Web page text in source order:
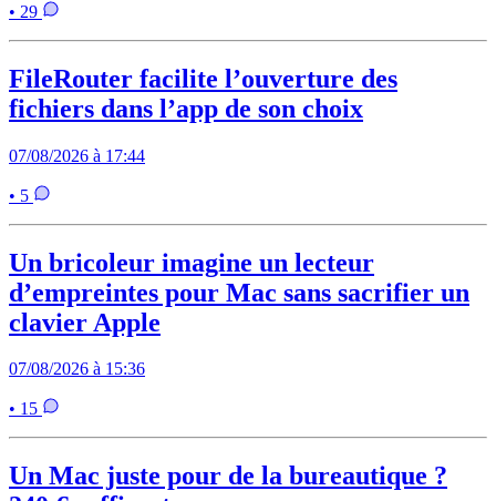
• 29
FileRouter facilite l’ouverture des
fichiers dans l’app de son choix
07/08/2026 à 17:44
• 5
Un bricoleur imagine un lecteur
d’empreintes pour Mac sans sacrifier un
clavier Apple
07/08/2026 à 15:36
• 15
Un Mac juste pour de la bureautique ?